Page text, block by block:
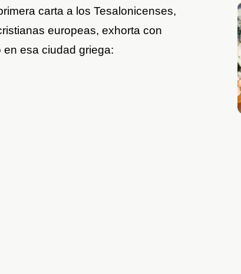
carta a los Tesalonicenses,
europeas, exhorta con
esa ciudad griega: